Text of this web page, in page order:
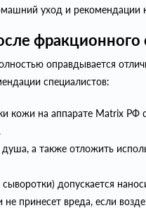
уход и рекомендации
оправдывается
специалистов:
кожи на аппарате Matrix РФ
душа, а также отложить
допускается
принесет вреда, если